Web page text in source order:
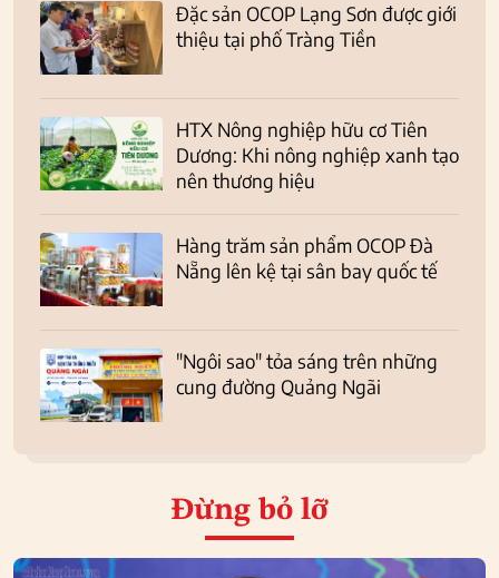
Đặc sản OCOP Lạng Sơn được giới
thiệu tại phố Tràng Tiền
HTX Nông nghiệp hữu cơ Tiên
Dương: Khi nông nghiệp xanh tạo
nên thương hiệu
Hàng trăm sản phẩm OCOP Đà
Nẵng lên kệ tại sân bay quốc tế
"Ngôi sao" tỏa sáng trên những
cung đường Quảng Ngãi
Đừng bỏ lỡ